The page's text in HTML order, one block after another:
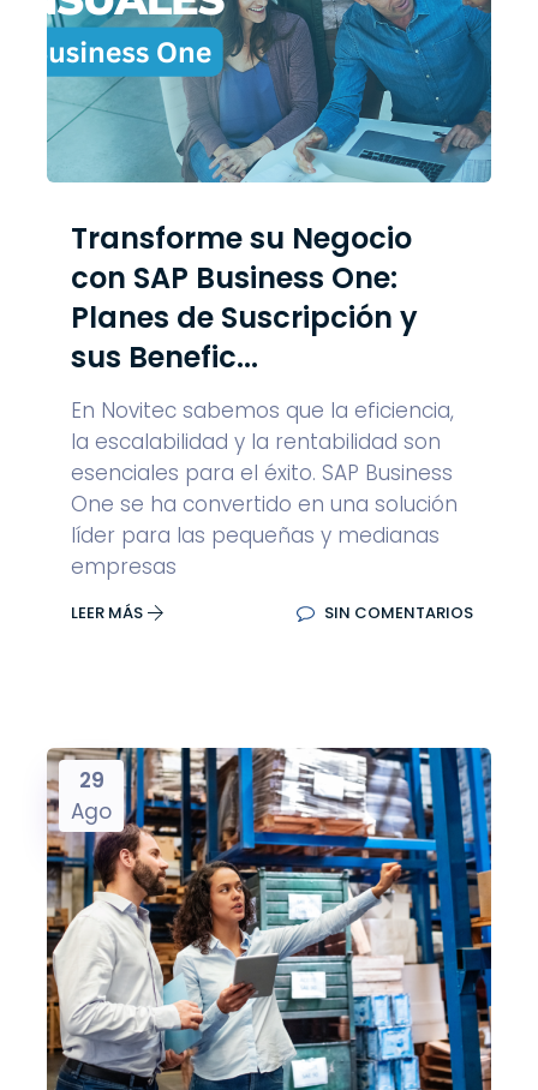
Transforme su Negocio
con SAP Business One:
Planes de Suscripción y
sus Benefic...
En Novitec sabemos que la eficiencia,
la escalabilidad y la rentabilidad son
esenciales para el éxito. SAP Business
One se ha convertido en una solución
líder para las pequeñas y medianas
empresas
LEER MÁS SIN COMENTARIOS
29
Ago